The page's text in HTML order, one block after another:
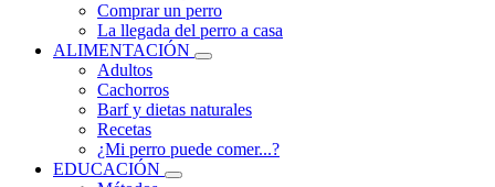
Comprar un perro
La llegada del perro a casa
ALIMENTACIÓN
Adultos
Cachorros
Barf y dietas naturales
Recetas
¿Mi perro puede comer...?
EDUCACIÓN